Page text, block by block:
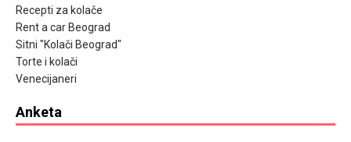
Recepti za kolače
Rent a car Beograd
Sitni "Kolači Beograd"
Torte i kolači
Venecijaneri
Anketa